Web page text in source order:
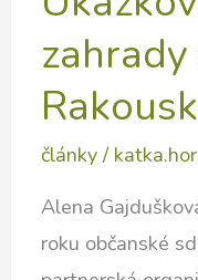
články/
Alena
roku občanské